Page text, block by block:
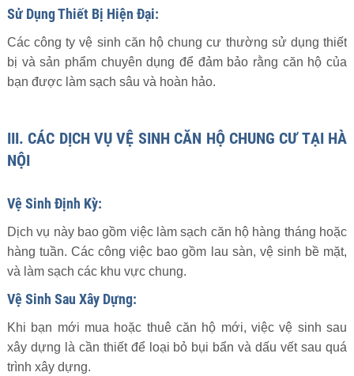
Sử Dụng Thiết Bị Hiện Đại:
Các công ty vệ sinh căn hộ chung cư thường sử dụng thiết
bị và sản phẩm chuyên dụng để đảm bảo rằng căn hộ của
bạn được làm sạch sâu và hoàn hảo.
III. CÁC DỊCH VỤ VỆ SINH CĂN HỘ CHUNG CƯ TẠI HÀ
NỘI
Vệ Sinh Định Kỳ:
Dịch vụ này bao gồm việc làm sạch căn hộ hàng tháng hoặc
hàng tuần. Các công việc bao gồm lau sàn, vệ sinh bề mặt,
và làm sạch các khu vực chung.
Vệ Sinh Sau Xây Dựng:
Khi bạn mới mua hoặc thuê căn hộ mới, việc vệ sinh sau
xây dựng là cần thiết để loại bỏ bụi bẩn và dấu vết sau quá
trình xây dựng.